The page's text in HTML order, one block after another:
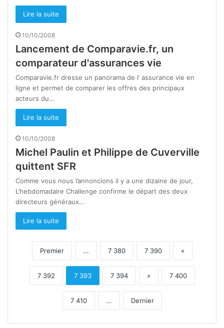
Lire la suite
10/10/2008
Lancement de Comparavie.fr, un
comparateur d'assurances vie
Comparavie.fr dresse un panorama de l’ assurance vie en
ligne et permet de comparer les offres des principaux
acteurs du…
Lire la suite
10/10/2008
Michel Paulin et Philippe de Cuverville
quittent SFR
Comme vous nous l’annoncions il y a une dizaine de jour,
L’hebdomadaire Challenge confirme le départ des deux
directeurs généraux…
Lire la suite
Premier ... 7 380 7 390 «
7 392 7 393 7 394 » 7 400
7 410 ... Dernier